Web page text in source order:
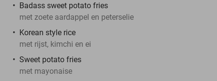
Badass sweet potato fries
met zoete aardappel en peterselie
Korean style rice
met rijst, kimchi en ei
Sweet potato fries
met mayonaise